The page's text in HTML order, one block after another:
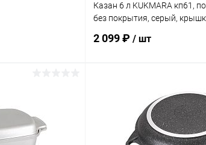
К сравнению
В наличии
Казан 6 л KUKMARA кп61,
без покрытия, серый,
2 099 ₽ / шт
Купить в 1 клик
В избранное